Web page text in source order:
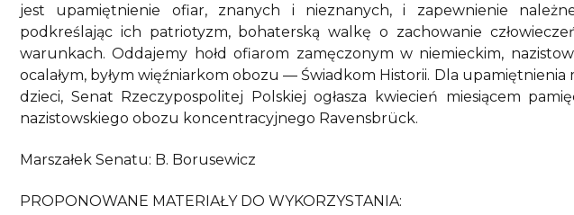
jest upamiętnienie ofiar, znanych i nieznanych, i zapewnienie
podkreślając ich patriotyzm, bohaterską walkę o zachowanie
warunkach. Oddajemy hołd ofiarom zamęczonym w niemieckim,
ocalałym, byłym więźniarkom obozu — Świadkom Historii. Dla
dzieci, Senat Rzeczypospolitej Polskiej ogłasza kwiecień miesiącem
nazistowskiego obozu koncentracyjnego Ravensbrück.
Marszałek Senatu: B. Borusewicz
PROPONOWANE MATERIAŁY DO WYKORZYSTANIA: